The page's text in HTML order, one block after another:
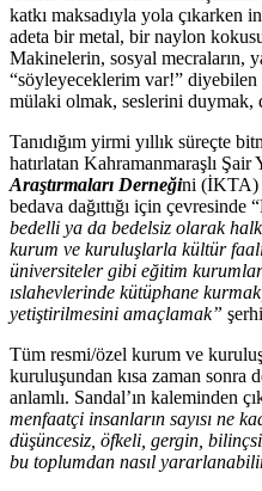
katkı maksadıyla yola çıkarken
adeta bir metal, bir naylon
Makinelerin, sosyal mecraların,
“söyleyeceklerim var!”
mülaki olmak, seslerini duymak,
Tanıdığım yirmi yıllık süreçte
hatırlatan Kahramanmaraşlı
Araştırmaları Derneğini (İKTA)
bedava dağıttığı için
bedelli ya da bedelsiz olarak
kurum ve kuruluşlarla kültür
üniversiteler gibi eğitim
ıslahevlerinde kütüphane
yetiştirilmesini amaçlamak”
Tüm resmi/özel kurum ve
kuruluşundan kısa zaman sonra
anlamlı. Sandal’ın kaleminden
menfaatçi insanların sayısı ne
düşüncesiz, öfkeli, gergin,
bu toplumdan nasıl